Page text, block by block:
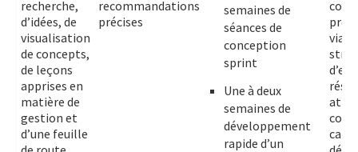
recherche,
d’idées, de
visualisation
de concepts,
de leçons
apprises en
matière de
gestion et
d’une feuille
recommandations
précises
semaines de
séances de
conception
sprint
Une à deux
semaines de
développement
rapide d’un